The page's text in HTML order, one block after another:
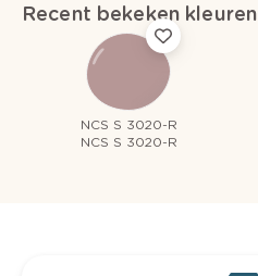
Recent bekeken kleuren
NCS S 3020-R
NCS S 3020-R